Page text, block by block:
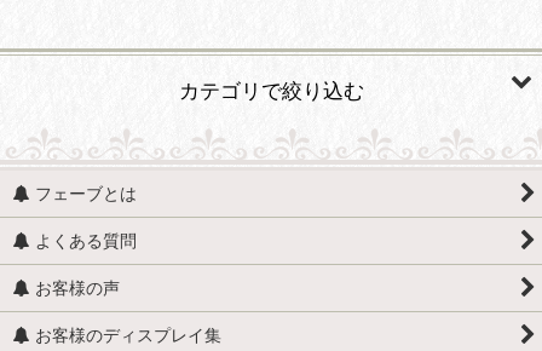
絞り込む
カテゴリで絞り込む
人形・人物 (すべての商品を表示)
人形・人物全般
アンティークドール
フェーブとは
よくある質問
お客様の声
お客様のディスプレイ集